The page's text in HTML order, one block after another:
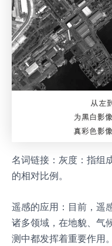
名词链接：灰度：指组
的相对比例。
遥感的应用：目前，遥
诸多领域，在地貌、气
测中都发挥着重要作用